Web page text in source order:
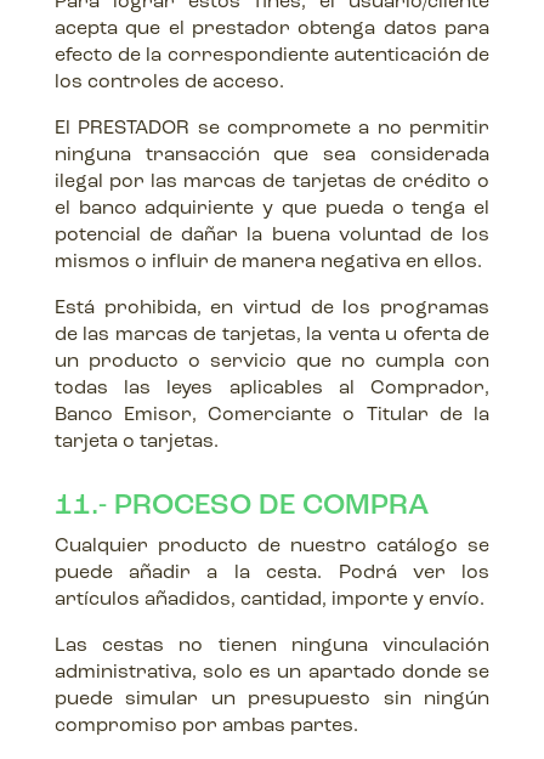
acepta que el prestador obtenga datos para
efecto de la correspondiente autenticación de
los controles de acceso.
El PRESTADOR se compromete a no permitir
ninguna transacción que sea considerada
ilegal por las marcas de tarjetas de crédito o
el banco adquiriente y que pueda o tenga el
potencial de dañar la buena voluntad de los
mismos o influir de manera negativa en ellos.
Está prohibida, en virtud de los programas
de las marcas de tarjetas, la venta u oferta de
un producto o servicio que no cumpla con
todas las leyes aplicables al Comprador,
Banco Emisor, Comerciante o Titular de la
tarjeta o tarjetas.
11.- PROCESO DE COMPRA
Cualquier producto de nuestro catálogo se
puede añadir a la cesta. Podrá ver los
artículos añadidos, cantidad, importe y envío.
Las cestas no tienen ninguna vinculación
administrativa, solo es un apartado donde se
puede simular un presupuesto sin ningún
compromiso por ambas partes.